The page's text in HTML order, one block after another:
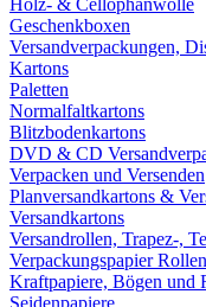
Holz- & Cellophanwolle
Geschenkboxen
Versandverpackungen,
Kartons
Paletten
Normalfaltkartons
Blitzbodenkartons
DVD & CD
Verpacken und Versenden
Planversandkartons &
Versandkartons
Versandrollen, Trapez-,
Verpackungspapier
Kraftpapiere, Bögen und